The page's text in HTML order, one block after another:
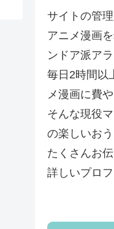
サイトの管
アニメ漫画
ンドア派ア
毎日2時間以
メ漫画に費
そんな現役
の楽しいお
たくさんお
詳しいプロ